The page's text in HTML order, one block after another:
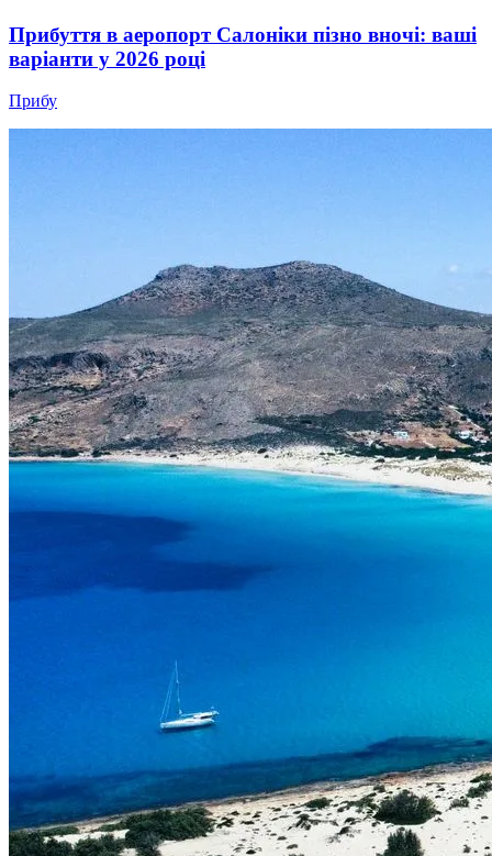
Прибуття в аеропорт Салоніки пізно вночі: ваші
варіанти у 2026 році
Прибу